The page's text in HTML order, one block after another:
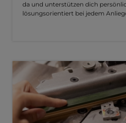
da und unterstützen dich
lösungsorientiert bei jedem